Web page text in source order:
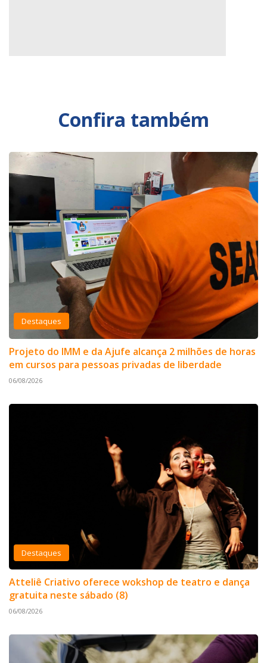
Confira também
Destaques
Projeto do IMM e da Ajufe alcança 2 milhões de horas
em cursos para pessoas privadas de liberdade
06/08/2026
Destaques
Atteliê Criativo oferece wokshop de teatro e dança
gratuita neste sábado (8)
06/08/2026